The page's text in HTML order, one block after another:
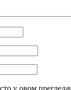
у овом